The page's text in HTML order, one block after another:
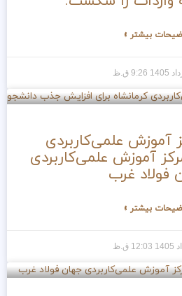
بیشتر »
9:26 ق.ظ
آموزش علمی‌کاربردی
آموزش علمی‌کاربردی
فولاد غرب
بیشتر »
12:03 ق.ظ